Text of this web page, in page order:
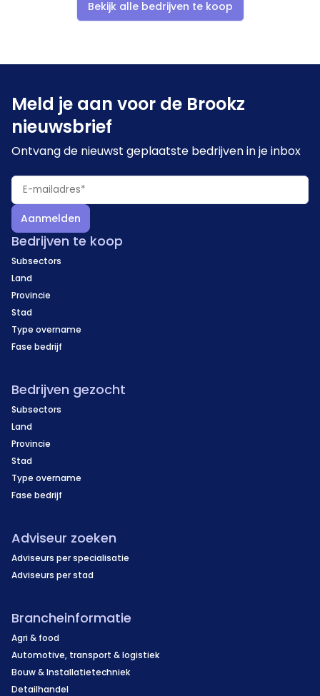
Bekijk alle bedrijven te koop
Meld je aan voor de Brookz
nieuwsbrief
Ontvang de nieuwst geplaatste bedrijven in je inbox
Aanmelden
Bedrijven te koop
Subsectors
Land
Provincie
Stad
Type overname
Fase bedrijf
Bedrijven gezocht
Subsectors
Land
Provincie
Stad
Type overname
Fase bedrijf
Adviseur zoeken
Adviseurs per specialisatie
Adviseurs per stad
Brancheinformatie
Agri & food
Automotive, transport & logistiek
Bouw & Installatietechniek
Detailhandel